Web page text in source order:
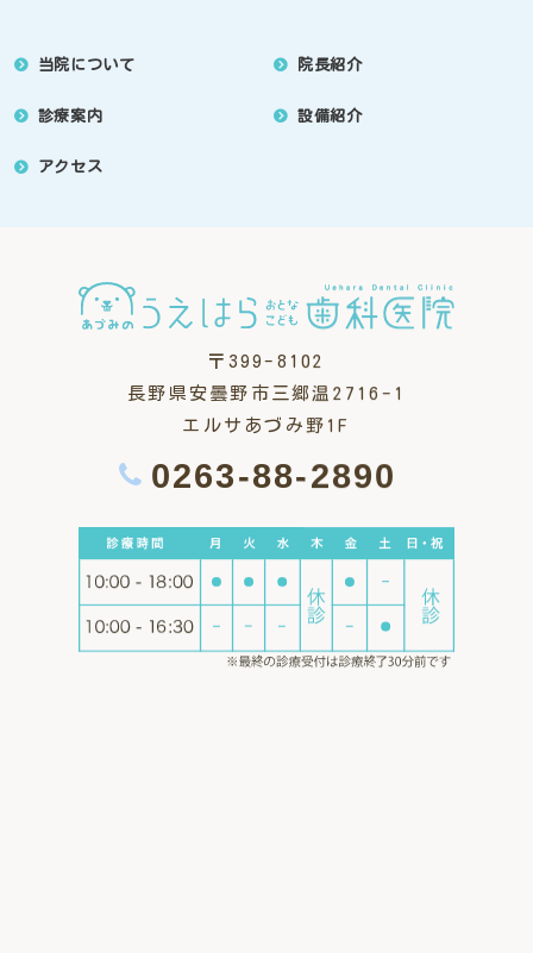
当院について 院長紹介
診療案内 設備紹介
アクセス
〒399-8102
長野県安曇野市三郷温2716-1
エルサあづみ野1F
0263-88-2890